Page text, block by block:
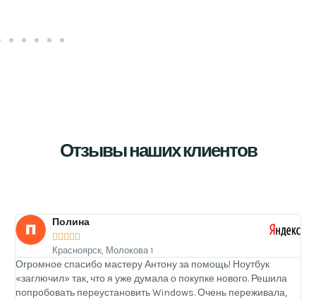
Отзывы наших клиентов
Молокова 1
мастеру Антону за помощь! Ноутбук
что я уже думала о покупке нового. Решила
Windows. Очень переживала,
Дмитрий

Залил клавиатуру
сушить сам — не
выключался. Отнес